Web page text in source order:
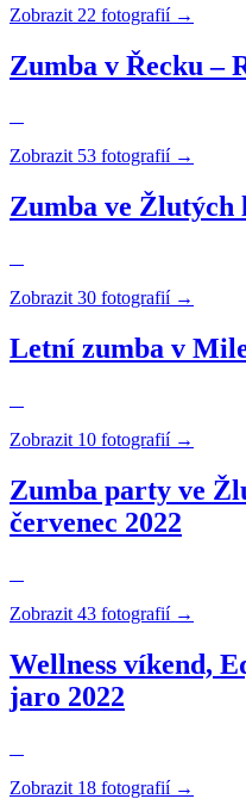
Zobrazit 22 fotografií →
Zumba v Řecku –
Zobrazit 53 fotografií →
Zumba ve Žlutých
Zobrazit 30 fotografií →
Letní zumba v
Zobrazit 10 fotografií →
Zumba party ve
červenec 2022
Zobrazit 43 fotografií →
Wellness víkend,
jaro 2022
Zobrazit 18 fotografií →